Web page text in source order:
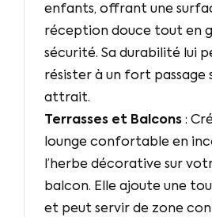
enfants, offrant une
réception douce tout en
sécurité. Sa durabilité lui
résister à un fort passage
attrait.
Terrasses et Balcons :
lounge confortable en
l’herbe décorative sur
balcon. Elle ajoute une
et peut servir de zone